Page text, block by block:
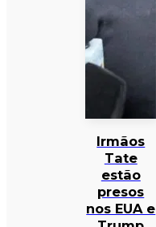
Irmãos
Tate
estão
presos
nos EUA e